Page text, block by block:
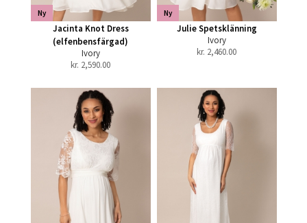
Ny
Jacinta Knot Dress
(elfenbensfärgad)
Ivory
kr. 2,590.00
Ny
Julie Spetsklänning
Ivory
kr. 2,460.00